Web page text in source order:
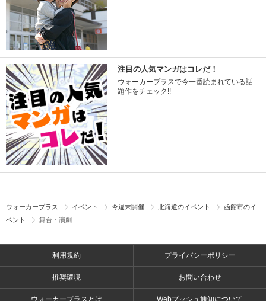
注目の人気マンガはコレだ！
ウォーカープラスで今一番読まれている話
題作をチェック!!
ウォーカープラス イベント 今週末開催 北海道のイベント
函館市のイ
ベント
舞台・演劇
利用規約 プライバシーポリシー
推奨環境 お問い合わせ
ウォーカープラスとは Webプッシュ通知について